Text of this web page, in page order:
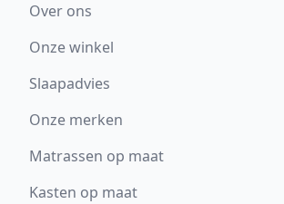
Over ons
Onze winkel
Slaapadvies
Onze merken
Matrassen op maat
Kasten op maat